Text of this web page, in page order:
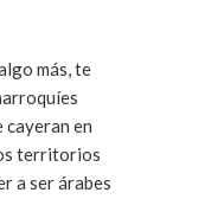
más, te
cayeran en
territorios
a ser árabes